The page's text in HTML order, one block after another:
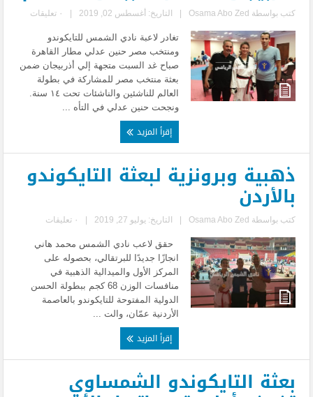
كتب بواسطة Osama Abo Zed التاريخ: أغسطس 02, 2019 ٠ تعليقات
تغادر لاعبة نادي الشمس للتايكوندو
ومنتخب مصر حنين عدلي مطار القاهرة
صباح غد السبت متجهة إلي أذربيجان ضمن
بعثة منتخب مصر للمشاركة في بطولة
العالم للناشئين والناشئات تحت ١٤ سنة.
ونجحت حنين عدلي في التأه ...
إقرأ المزيد
ذهبية وبرونزية لبعثة التايكوندو
بالأردن
كتب بواسطة Osama Abo Zed التاريخ: يوليو 27, 2019 ٠ تعليقات
حقق لاعب نادي الشمس محمد هاني
انجازًا جديدًا للبرتقالي، بحصوله على
المركز الأول والميدالية الذهبية في
منافسات الوزن 68 كجم ببطولة الحسن
الدولية المفتوحة للتايكوندو بالعاصمة
الأردنية عمّان، والت ...
إقرأ المزيد
بعثة التايكوندو الشمساوي